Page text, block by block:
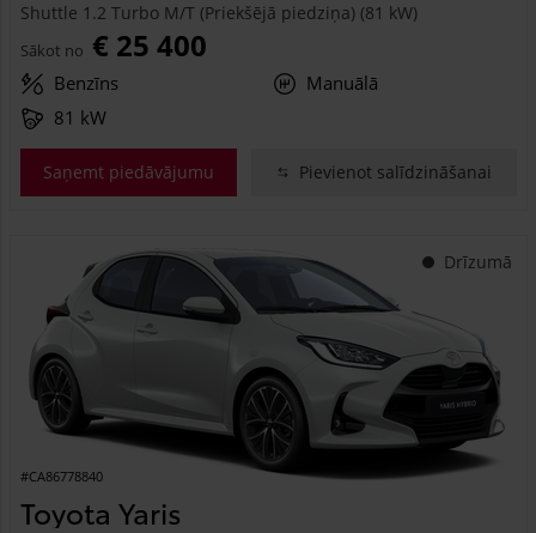
Shuttle 1.2 Turbo M/T (Priekšējā piedziņa) (81 kW)
Sākot no € 25 400
Benzīns
Manuālā
81 kW
Saņemt piedāvājumu Pievienot salīdzināšanai
Drīzumā
#CA86778840
Toyota Yaris